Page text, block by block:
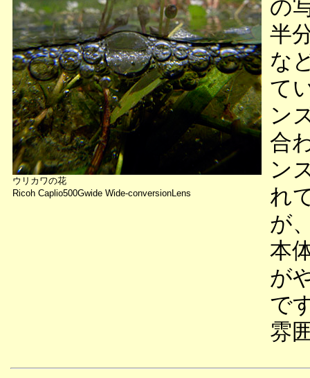
ウリカワの花
Ricoh Caplio500Gwide Wide-conversionLens
の
半
な
て
ン
合
ン
れ
が
本
が
で
雰